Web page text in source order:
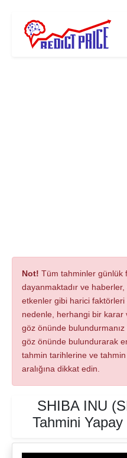
Not! Tüm tahminler günlük
dayanmaktadır ve
etkenler gibi harici faktörleri
nedenle, herhangi bir
göz önünde
göz önünde bulundurarak
tahmin tarihlerine ve
aralığına dikkat edin.
SHIBA INU
Tahmini